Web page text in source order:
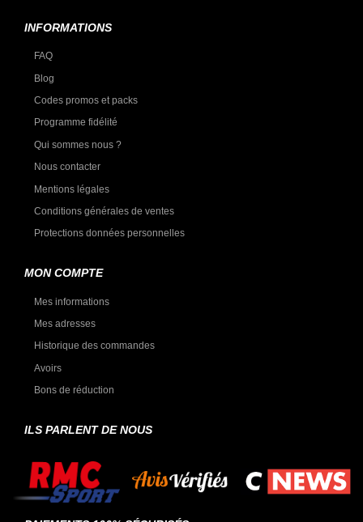
INFORMATIONS
FAQ
Blog
Codes promos et packs
Programme fidélité
Qui sommes nous ?
Nous contacter
Mentions légales
Conditions générales de ventes
Protections données personnelles
MON COMPTE
Mes informations
Mes adresses
Historique des commandes
Avoirs
Bons de réduction
ILS PARLENT DE NOUS